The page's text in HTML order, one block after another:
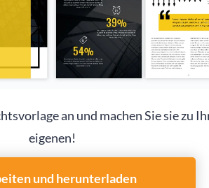
an und machen Sie sie zu
eigenen!
und herunterladen